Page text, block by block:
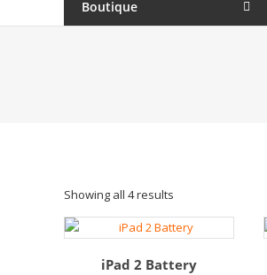
vente
Boutique
Showing all 4 results
iPad 2 Battery